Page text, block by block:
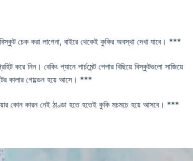
চেক করা লাগেনা, বাইরে থেকেই কুকির অবস্থা দেখা যাবে। ***
নিন। বেকিং প্যানে পার্চমেন্ট পেপার বিছিয়ে বিস্কুটগুলো সাজিয়ে
কালার গোল্ডেন হয়ে আসে। ***
কোন কারন নেই ঠাণ্ডা হতে হতেই কুকি মচমচে হয়ে আসবে। ***